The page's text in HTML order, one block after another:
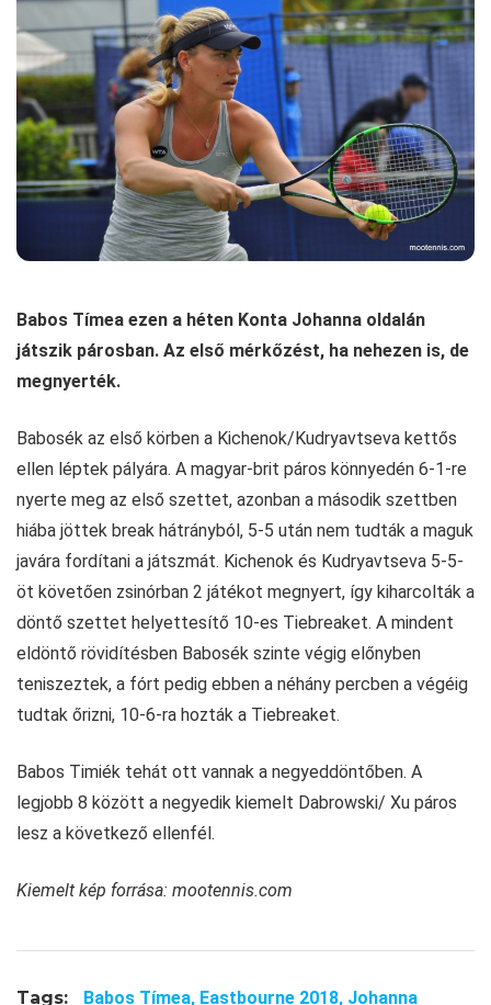
Babos Tímea ezen a héten Konta Johanna oldalán
játszik párosban. Az első mérkőzést, ha nehezen is, de
megnyerték.
Babosék az első körben a Kichenok/Kudryavtseva kettős
ellen léptek pályára. A magyar-brit páros könnyedén 6-1-re
nyerte meg az első szettet, azonban a második szettben
hiába jöttek break hátrányból, 5-5 után nem tudták a maguk
javára fordítani a játszmát. Kichenok és Kudryavtseva 5-5-
öt követően zsinórban 2 játékot megnyert, így kiharcolták a
döntő szettet helyettesítő 10-es Tiebreaket. A mindent
eldöntő rövidítésben Babosék szinte végig előnyben
teniszeztek, a fórt pedig ebben a néhány percben a végéig
tudtak őrizni, 10-6-ra hozták a Tiebreaket.
Babos Timiék tehát ott vannak a negyeddöntőben. A
legjobb 8 között a negyedik kiemelt Dabrowski/ Xu páros
lesz a következő ellenfél.
Kiemelt kép forrása: mootennis.com
Tags: Babos Tímea, Eastbourne 2018, Johanna